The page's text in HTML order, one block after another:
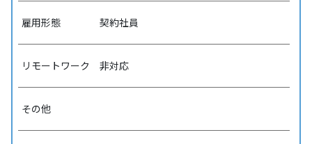
雇用形態 契約社員
リモートワーク 非対応
その他